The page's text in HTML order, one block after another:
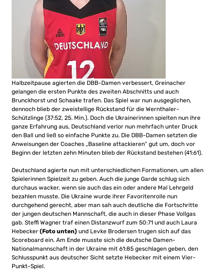
Halbzeitpause agierten die DBB-Damen verbessert, Greinacher
gelangen die ersten Punkte des zweiten Abschnitts und auch
Brunckhorst und Schaake trafen. Das Spiel war nun ausgeglichen,
dennoch blieb der zweistellige Rückstand für die Wernthaler-
Schützlinge (37:52, 25. Min.). Doch die Ukrainerinnen spielten nun ihre
ganze Erfahrung aus, Deutschland verlor nun mehrfach unter Druck
den Ball und ließ so einfache Punkte zu. Die DBB-Damen setzten die
Anweisungen der Coaches „Baseline attackieren“ gut um, doch vor
Beginn der letzten zehn Minuten blieb der Rückstand bestehen (41:61).
Deutschland agierte nun mit unterschiedlichen Formationen, um allen
Spielerinnen Spielzeit zu geben. Auch die junge Garde schlug sich
durchaus wacker, wenn sie auch das ein oder andere Mal Lehrgeld
bezahlen musste. Die Ukraine wurde ihrer Favoritenrolle nun
durchgehend gerecht, aber man sah auch deutliche die Fortschritte
der jungen deutschen Mannschaft, die auch in dieser Phase Vollgas
gab. Steffi Wagner traf einen Distanzwurf zum 50:71 und auch Laura
Hebecker (Foto unten) und Levke Brodersen trugen sich auf das
Scoreboard ein. Am Ende musste sich die deutsche Damen-
Nationalmannschaft in der Ukraine mit 61:85 geschlagen geben, den
Schlusspunkt aus deutscher Sicht setzte Hebecker mit einem Vier-
Punkt-Spiel.